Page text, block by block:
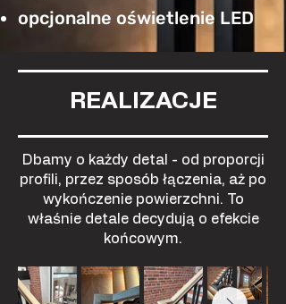
opcjonalne oświetlenie LED
REALIZACJE
Dbamy o każdy detal - od proporcji
profili, przez sposób łączenia, aż po
wykończenie powierzchni. To
właśnie detale decydują o efekcie
końcowym.